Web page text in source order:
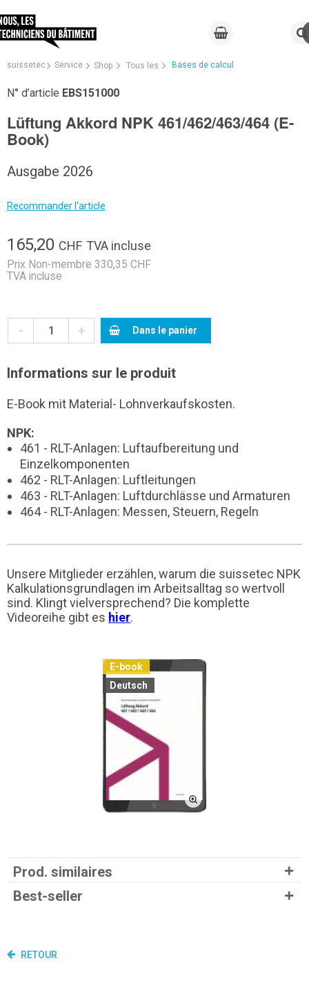
suissetec Service Shop Tous les Bases de calcul
N° d’article EBS151000
Lüftung Akkord NPK 461/462/463/464 (E-
Book)
Ausgabe 2026
Recommander l'article
165,20 CHF TVA incluse
Prix Non-membre 330,35 CHF
TVA incluse
- + Dans le panier
Informations sur le produit
E-Book mit Material- Lohnverkaufskosten.
NPK:
461 - RLT-Anlagen: Luftaufbereitung und
Einzelkomponenten
462 - RLT-Anlagen: Luftleitungen
463 - RLT-Anlagen: Luftdurchlässe und Armaturen
464 - RLT-Anlagen: Messen, Steuern, Regeln
Unsere Mitglieder erzählen, warum die suissetec NPK
Kalkulationsgrundlagen im Arbeitsalltag so wertvoll
sind. Klingt vielversprechend? Die komplette
Videoreihe gibt es hier.
E-book
Deutsch
Prod. similaires
Best-seller
RETOUR